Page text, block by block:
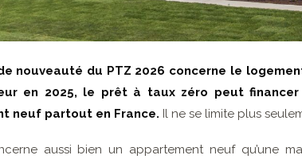
nouveauté du PTZ 2026 concerne le
en 2025, le prêt à taux zéro peut financer
neuf partout en France. Il ne se limite plus
aussi bien un appartement neuf qu’une